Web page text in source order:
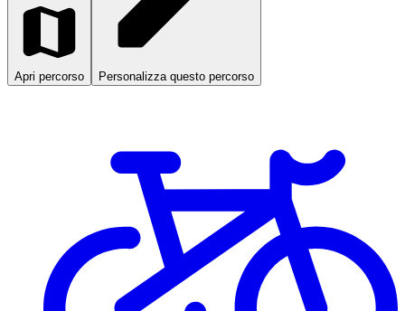
Apri percorso Personalizza questo percorso